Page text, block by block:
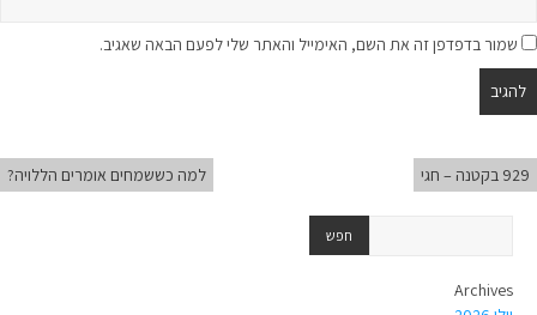
שמור בדפדפן זה את השם, האימייל והאתר שלי לפעם הבאה שאגיב.
929 בקטנה – חגי למה כששמחים אומרים הללויה?
Archives